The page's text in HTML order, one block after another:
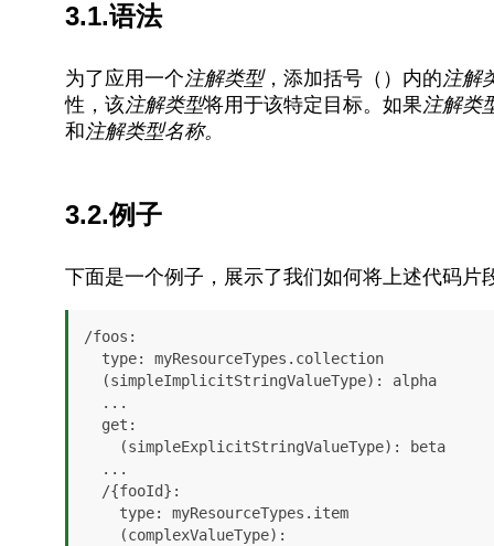
3.1.语法
为了应用一个注解类型，添加括号（）内的注解
性，该注解类型将用于该特定目标。如果注解类
和 注解类型名称。
3.2.例子
下面是一个例子，展示了我们如何将上述代码片
/foos :
type: myResourceTypes. collection
get :
type: myResourceTypes. item